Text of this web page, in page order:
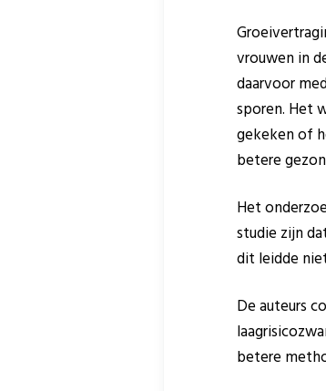
vrouwen in
daarvoor
sporen. Het
gekeken of
betere
Het
studie zijn
dit leidde
De auteurs
betere